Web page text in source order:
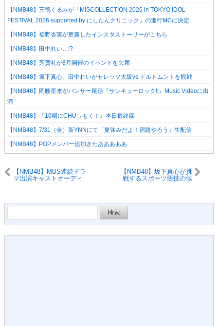
【NMB48】三鴨くるみが「MISCOLLECTION 2026 in TOKYO IDOL
FESTIVAL 2026 supported by にしたんクリニック」の進行MCに決定
【NMB48】福野杏実が更新したインスタストーリーがこちら
【NMB48】田中れい…!?
【NMB48】芳賀礼が8月開催のイベントを欠席
【NMB48】坂下真心、田中れいがセレッソ大阪vs.ドルトムントを観戦
【NMB48】岡腰星来がパンサー尾形『サンキューロック!!』Music Videoに出
演
【NMB48】『10期にCHU→もく！』本日最終回
【NMB48】7/31（金）新YNNにて「夏休みだよ！宿題やろう」生配信
【NMB48】POPメンバー追加きたあああああ
【NMB48】MBS連続ドラ
マ出演キャストオーディ
【NMB48】坂下真心が挑
戦するスポーツ競技の候
索: